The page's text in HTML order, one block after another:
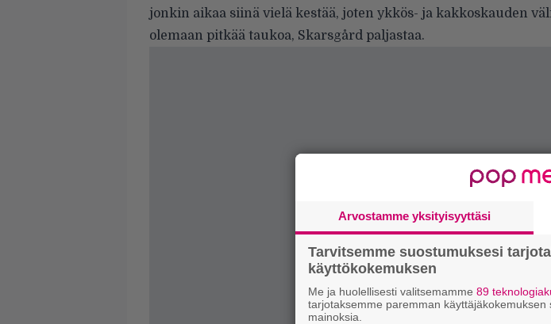
jonkin aikaa siinä vielä kestää, joten ykkös- ja kakkoskauden
olemaan pitkää taukoa, Skarsgård paljastaa.
Arvostamme yksityisyyttäsi
Tarvitsemme suostumuksesi
käyttökokemuksen
Me ja huolellisesti valitsemamme 89
tarjotaksemme paremman
mainoksia.